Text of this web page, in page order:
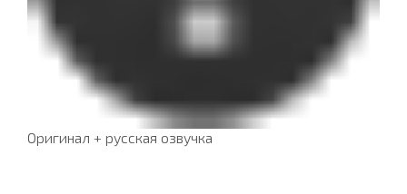
Оригинал + русская озвучка